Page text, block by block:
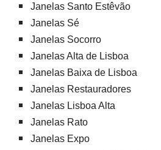
Janelas Santo Estêvão
Janelas Sé
Janelas Socorro
Janelas Alta de Lisboa
Janelas Baixa de Lisboa
Janelas Restauradores
Janelas Lisboa Alta
Janelas Rato
Janelas Expo